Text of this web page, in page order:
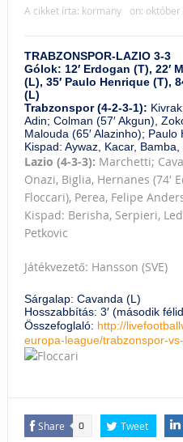
A cikket írta: kormany on: október
TRABZONSPOR-LAZIO 3-3
Gólok: 12′ Erdogan (T), 22′
(L), 35′ Paulo Henrique (T),
(L)
Trabzonspor (4-2-3-1):
Adin; Colman (57′ Akgun),
Malouda (65′ Alazinho); Paulo
Kispad: Aywaz, Kacar,
Lazio (4-3-3): Marchetti;
Onazi, Biglia, Hernanes (74′
Floccari), Perea, Felipe
Kispad: Berisha, Serpieri,
Petkovic
Játékvezető: Hansson (SVE)
Sárgalap: Cavanda (L)
Hosszabbítás: 3′ (második
Összefoglaló: http://
europa-league/trabzonspor-
Share 0 Tweet